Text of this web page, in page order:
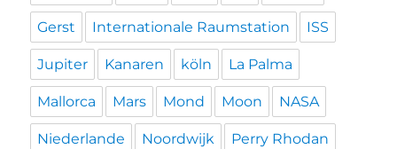
Gerst Internationale Raumstation ISS
Jupiter Kanaren köln La Palma
Mallorca Mars Mond Moon NASA
Niederlande Noordwijk Perry Rhodan